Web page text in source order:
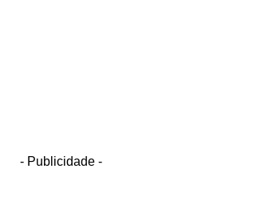
- Publicidade -